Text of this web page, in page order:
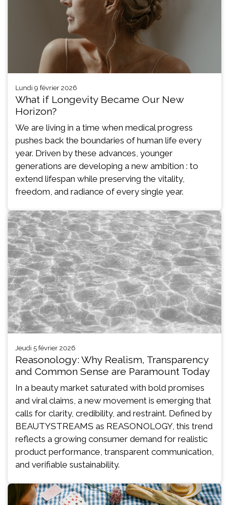
lundi 9 février 2026
What if Longevity Became Our New
Horizon?
We are living in a time when medical progress
pushes back the boundaries of human life every
year. Driven by these advances, younger
generations are developing a new ambition : to
extend lifespan while preserving the vitality,
freedom, and radiance of every single year.
jeudi 5 février 2026
Reasonology: Why Realism, Transparency
and Common Sense are Paramount Today
In a beauty market saturated with bold promises
and viral claims, a new movement is emerging that
calls for clarity, credibility, and restraint. Defined by
BEAUTYSTREAMS as REASONOLOGY, this trend
reflects a growing consumer demand for realistic
product performance, transparent communication,
and verifiable sustainability.